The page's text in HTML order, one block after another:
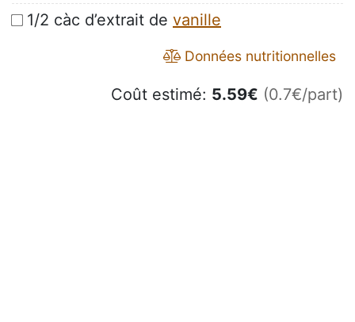
1/2 càc d’extrait de vanille
Données nutritionnelles
Coût estimé: 5.59€ (0.7€/part)